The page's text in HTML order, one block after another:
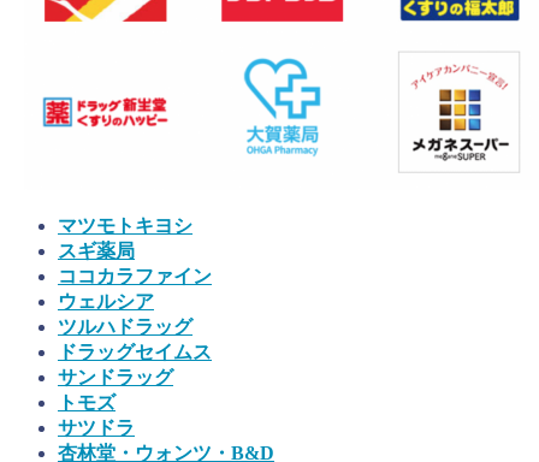
マツモトキヨシ
スギ薬局
ココカラファイン
ウェルシア
ツルハドラッグ
ドラッグセイムス
サンドラッグ
トモズ
サツドラ
杏林堂・ウォンツ・B&D